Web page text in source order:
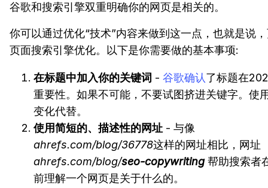
谷歌和搜索引擎双重明确你的网页是相关的。
你可以通过优化“技术”内容来做到这一点，也就是说
页面搜索引擎优化。以下是你需要做的基本事项:
在标题中加入你的关键词 - 谷歌确认了标题在
重要性。如果不可能，不要试图挤进关键字。使
变化代替。
使用简短的、描述性的网址 - 与像
ahrefs.com/blog/36778这样的网址相比，网址
ahrefs.com/blog/seo-copywriting帮助搜索者
前理解一个网页是关于什么的。